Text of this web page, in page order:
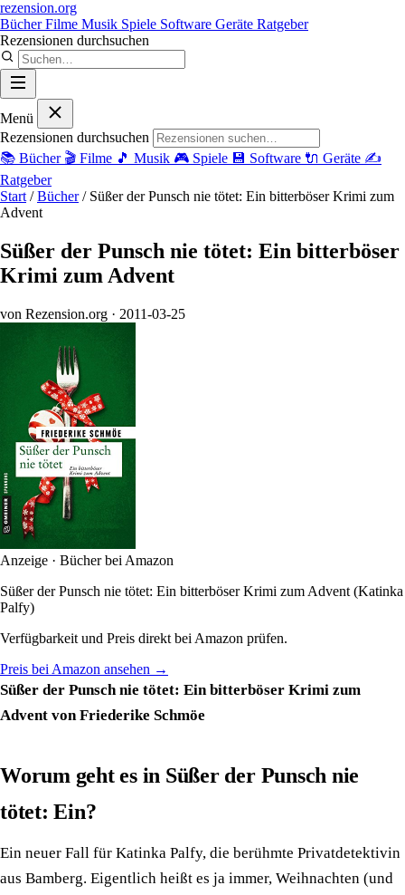
rezension.org
BücherFilme Musik Spiele Software Geräte Ratgeber
Rezensionen durchsuchen
Menü
Rezensionen durchsuchen
📚 Bücher 🎬 Filme 🎵 Musik 🎮 Spiele 💾 Software 🔌 Geräte ✍️
Ratgeber
Start / Bücher / Süßer der Punsch nie tötet: Ein bitterböser Krimi zum
Advent
Süßer der Punsch nie tötet: Ein bitterböser
Krimi zum Advent
von Rezension.org · 2011-03-25
Anzeige · Bücher bei Amazon
Süßer der Punsch nie tötet: Ein bitterböser Krimi zum Advent (Katinka
Palfy)
Verfügbarkeit und Preis direkt bei Amazon prüfen.
Preis bei Amazon ansehen →
Süßer der Punsch nie tötet: Ein bitterböser Krimi zum
Advent von Friederike Schmöe
Worum geht es in Süßer der Punsch nie
tötet: Ein?
Ein neuer Fall für Katinka Palfy, die berühmte Privatdetektivin
aus Bamberg. Eigentlich heißt es ja immer, Weihnachten (und